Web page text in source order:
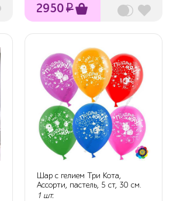
2950₽
Шар с гелием Три Кота,
Ассорти, пастель, 5 ст, 30 см.
1 шт.